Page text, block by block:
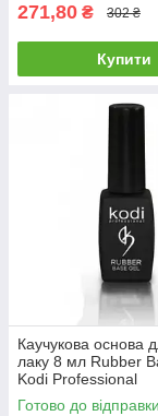
271,80 ₴ 302 ₴
Купити
Каучукова основа
лаку 8 мл Rubber
Kodi Professional
Готово до відправки